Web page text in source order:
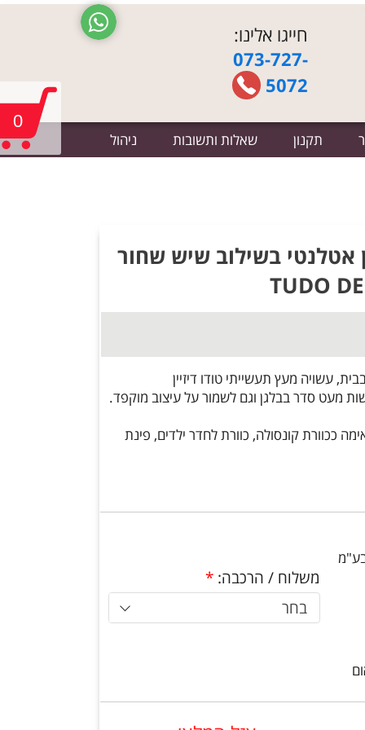
חייגו אלינו:
073-727-
5072
תקנון שאלות ותשובות ניהול
אורן אטלנטי בשילוב שיש שחור
עשויה מעץ תעשייתי טודו דיזיין
ככוורת קונסולה, כוורת לחדר ילדים, פינת
בע"מ
משלוח / הרכבה: *
בחר
0